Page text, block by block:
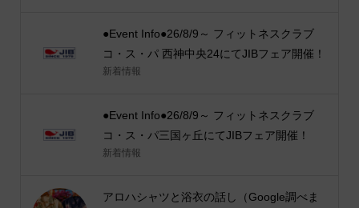
●Event Info●26/8/9～ フィットネスクラブ
コ・ス・パ 西神中央24にてJIBフェア開催！
新着情報
●Event Info●26/8/9～ フィットネスクラブ
コ・ス・パ三国ヶ丘にてJIBフェア開催！
新着情報
アロハシャツと浴衣の話し（Google調べま